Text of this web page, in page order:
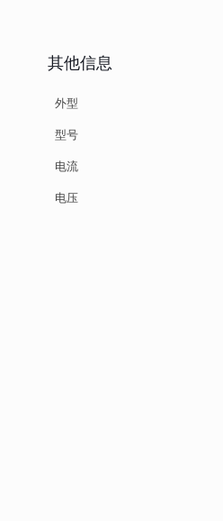
其他信息
外型
型号
电流
电压